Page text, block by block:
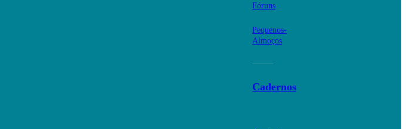
Fóruns
Pequenos-
Almoços
Cadernos